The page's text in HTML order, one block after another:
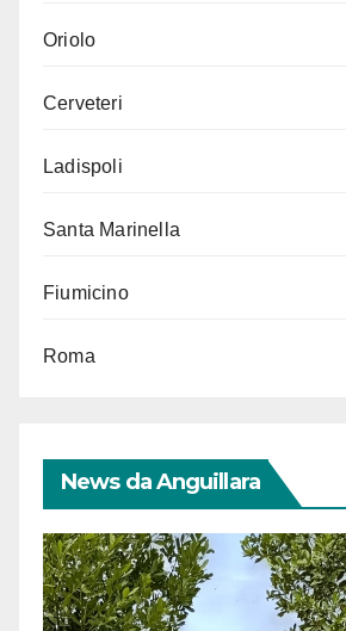
Oriolo
Cerveteri
Ladispoli
Santa Marinella
Fiumicino
Roma
News da Anguillara